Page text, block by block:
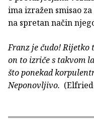
ima izražen smisao
na spretan način
Franz je čudo! Rijetko
on to izriče s takvom
što ponekad
Neponovljivo.